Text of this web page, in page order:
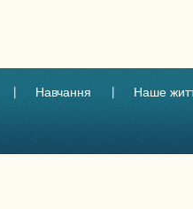
Навчання Наше